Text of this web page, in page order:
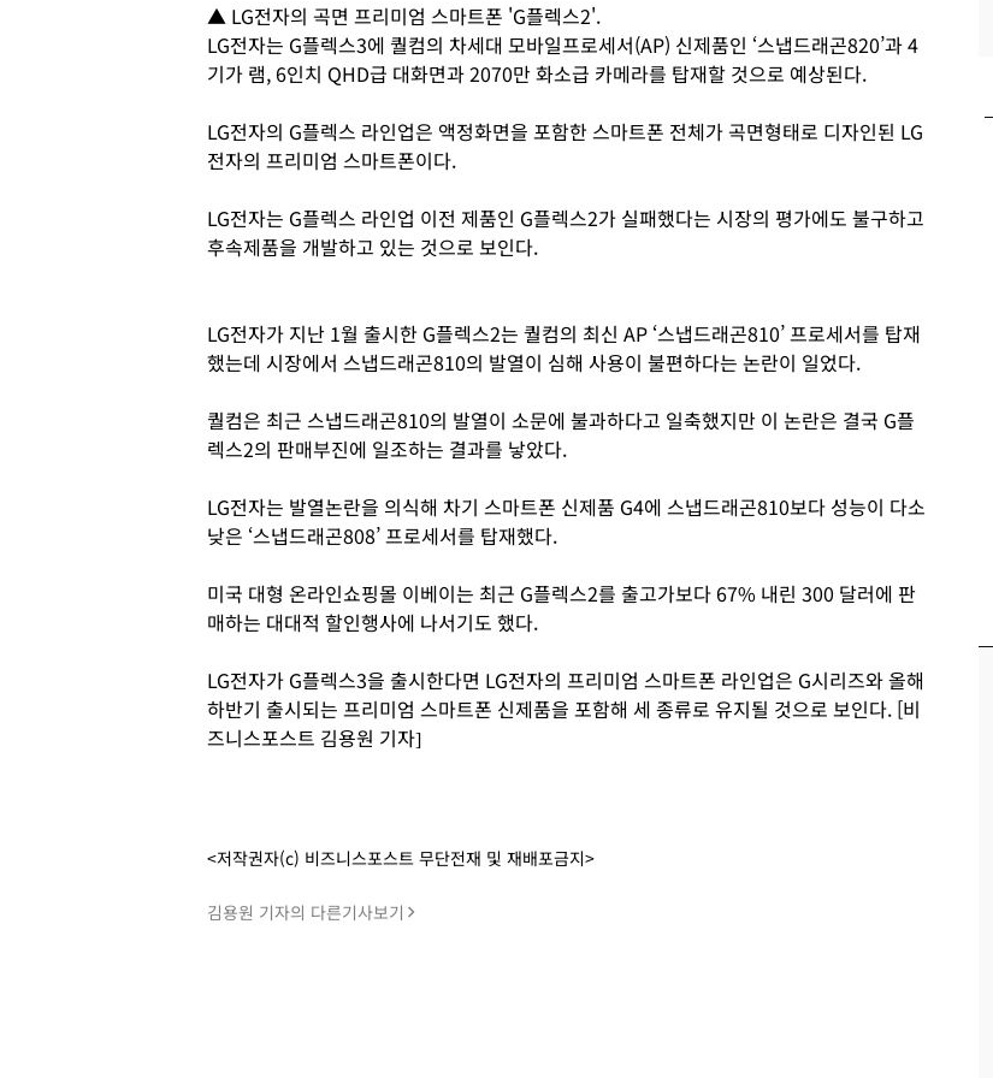
▲ LG전자의 곡면 프리미엄 스마트폰 'G플렉스2'.
LG전자는 G플렉스3에 퀄컴의 차세대 모바일프로세서(AP) 신제품인 ‘스냅드래곤820’과 4
기가 램, 6인치 QHD급 대화면과 2070만 화소급 카메라를 탑재할 것으로 예상된다.
LG전자의 G플렉스 라인업은 액정화면을 포함한 스마트폰 전체가 곡면형태로 디자인된 LG
전자의 프리미엄 스마트폰이다.
LG전자는 G플렉스 라인업 이전 제품인 G플렉스2가 실패했다는 시장의 평가에도 불구하고
후속제품을 개발하고 있는 것으로 보인다.
LG전자가 지난 1월 출시한 G플렉스2는 퀄컴의 최신 AP ‘스냅드래곤810’ 프로세서를 탑재
했는데 시장에서 스냅드래곤810의 발열이 심해 사용이 불편하다는 논란이 일었다.
퀄컴은 최근 스냅드래곤810의 발열이 소문에 불과하다고 일축했지만 이 논란은 결국 G플
렉스2의 판매부진에 일조하는 결과를 낳았다.
LG전자는 발열논란을 의식해 차기 스마트폰 신제품 G4에 스냅드래곤810보다 성능이 다소
낮은 ‘스냅드래곤808’ 프로세서를 탑재했다.
미국 대형 온라인쇼핑몰 이베이는 최근 G플렉스2를 출고가보다 67% 내린 300 달러에 판
매하는 대대적 할인행사에 나서기도 했다.
LG전자가 G플렉스3을 출시한다면 LG전자의 프리미엄 스마트폰 라인업은 G시리즈와 올해
하반기 출시되는 프리미엄 스마트폰 신제품을 포함해 세 종류로 유지될 것으로 보인다. [비
즈니스포스트 김용원 기자]
<저작권자(c) 비즈니스포스트 무단전재 및 재배포금지>
김용원 기자의 다른기사보기